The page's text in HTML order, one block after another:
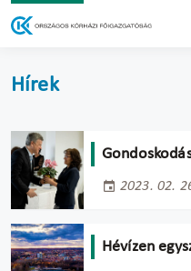
Hírek
2023. 02.
Hévízen